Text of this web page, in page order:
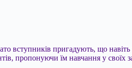
вступників пригадують, що
пропонуючи їм навчання у своїх